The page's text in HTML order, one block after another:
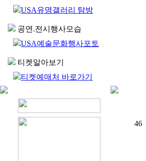
USA유명갤러리 탐방
공연.전시행사모습
USA예술문화행사포토
티켓알아보기
티켓예매처 바로가기
46